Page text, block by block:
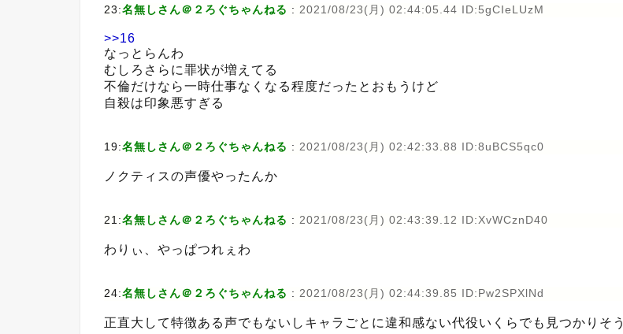
23:名無しさん＠２ろぐちゃんねる : 2021/08/23(月) 02:44:05.44 ID:5gCIeLUzM
>>16
なっとらんわ
むしろさらに罪状が増えてる
不倫だけなら一時仕事なくなる程度だったとおもうけど
自殺は印象悪すぎる
19:名無しさん＠２ろぐちゃんねる : 2021/08/23(月) 02:42:33.88 ID:8uBCS5qc0
ノクティスの声優やったんか
21:名無しさん＠２ろぐちゃんねる : 2021/08/23(月) 02:43:39.12 ID:XvWCznD40
わりぃ、やっぱつれぇわ
24:名無しさん＠２ろぐちゃんねる : 2021/08/23(月) 02:44:39.85 ID:Pw2SPXlNd
正直大して特徴ある声でもないしキャラごとに違和感ない代役いくらでも見つかりそう